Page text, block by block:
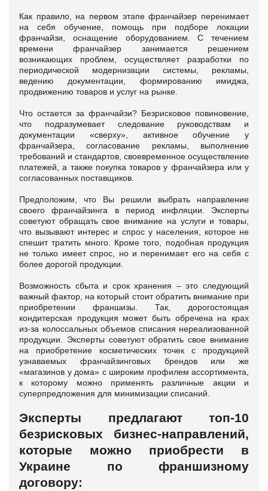
Как правило, на первом этапе франчайзер перенимает
на себя обучение, помощь при подборе локации
франчайзи, оснащение оборудованием. С течением
времени франчайзер занимается решением
возникающих проблем, осуществляет разработки по
периодической модернизации системы, рекламы,
ведению документации, формированию имиджа,
продвижению товаров и услуг на рынке.
Что остается за франчайзи? Безрисковое повиновение,
что подразумевает следование руководствам и
документации «сверху», активное обучение у
франчайзера, согласование рекламы, выполнение
требований и стандартов, своевременное осуществление
платежей, а также покупка товаров у франчайзера или у
согласованных поставщиков.
Предположим, что Вы решили выбрать направление
своего франчайзинга в период инфляции. Эксперты
советуют обращать свое внимание на услуги и товары,
что вызывают интерес и спрос у населения, которое не
спешит тратить много. Кроме того, подобная продукция
не только имеет спрос, но и перенимает его на себя с
более дорогой продукции.
Возможность сбыта и срок хранения – это следующий
важный фактор, на который стоит обратить внимание при
приобретении франшизы. Так, дорогостоящая
кондитерская продукция может быть обречена на крах
из-за колоссальных объемов списания нереализованной
продукции. Эксперты советуют обратить свое внимание
на приобретение косметических точек с продукцией
узнаваемых франчайзинговых брендов или же
«магазинов у дома» с широким профилем ассортимента,
к которому можно применять различные акции и
суперпредложения для минимизации списаний.
Эксперты предлагают топ-10
безрисковых бизнес-направлений,
которые можно приобрести в
Украине по франшизному
договору: